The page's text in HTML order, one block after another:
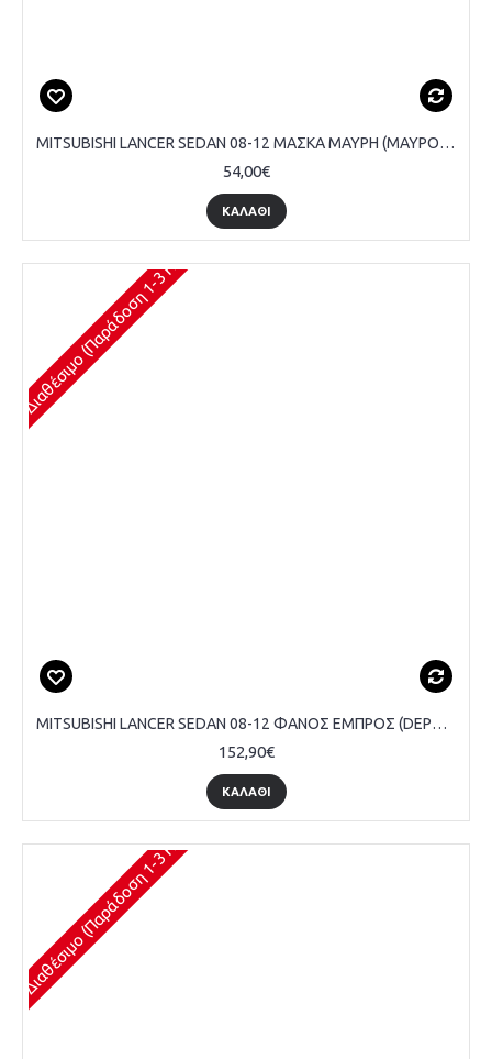
MITSUBISHI LANCER SEDAN 08-12 ΜΑΣΚΑ ΜΑΥΡΗ (ΜΑΥΡΟ ΠΛΑΙΣΙΟ)
54,00€
ΚΑΛΆΘΙ
Διαθέσιμο (Παράδοση 1-3 Ημέρες)
MITSUBISHI LANCER SEDAN 08-12 ΦΑΝΟΣ ΕΜΠΡΟΣ (DEPO) - ΟΔΗΓΟΥ
152,90€
ΚΑΛΆΘΙ
Διαθέσιμο (Παράδοση 1-3 Ημέρες)